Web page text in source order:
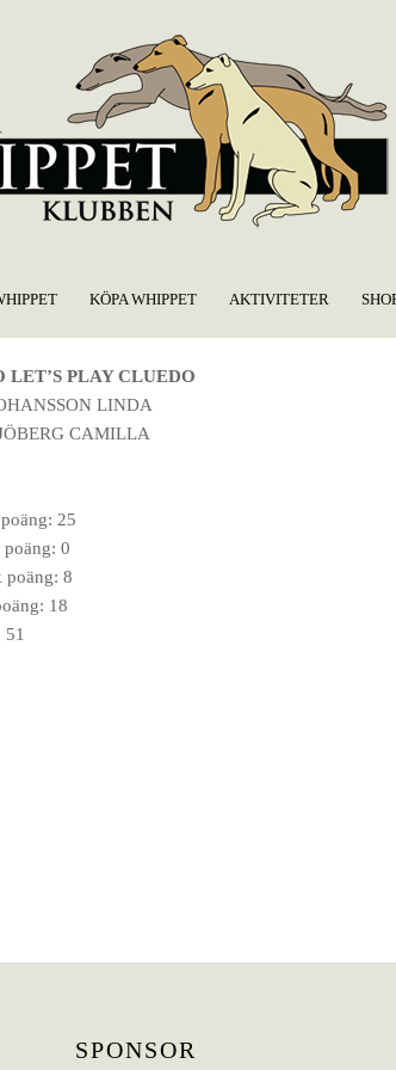
KÖPA WHIPPET AKTIVITETER
LET’S PLAY CLUEDO
LINDA
CAMILLA
25
0
poäng: 8
18
51
SPONSOR